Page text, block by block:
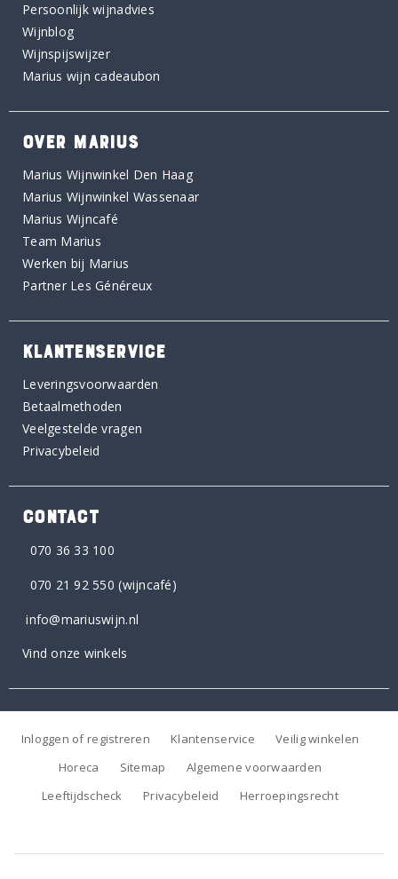
Persoonlijk wijnadvies
Wijnblog
Wijnspijswijzer
Marius wijn cadeaubon
OVER MARIUS
Marius Wijnwinkel Den Haag
Marius Wijnwinkel Wassenaar
Marius Wijncafé
Team Marius
Werken bij Marius
Partner Les Généreux
KLANTENSERVICE
Leveringsvoorwaarden
Betaalmethoden
Veelgestelde vragen
Privacybeleid
CONTACT
070 36 33 100
070 21 92 550 (wijncafé)
info@mariuswijn.nl
Vind onze winkels
Inloggen of registreren Klantenservice
Veilig winkelen
Horeca
Sitemap
Algemene voorwaarden
Leeftijdscheck
Privacybeleid Herroepingsrecht